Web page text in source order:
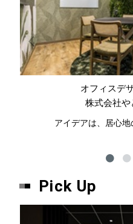
オフィスデ
株式会社
アイデアは、居心
Pick Up